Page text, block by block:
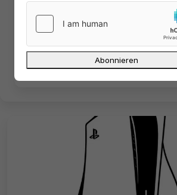
Sicherheit, Datenschutz,
Cyberkriminalität und
 